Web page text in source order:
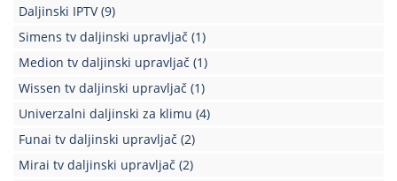
Daljinski IPTV (9)
Simens tv daljinski upravljač (1)
Medion tv daljinski upravljač (1)
Wissen tv daljinski upravljač (1)
Univerzalni daljinski za klimu (4)
Funai tv daljinski upravljač (2)
Mirai tv daljinski upravljač (2)